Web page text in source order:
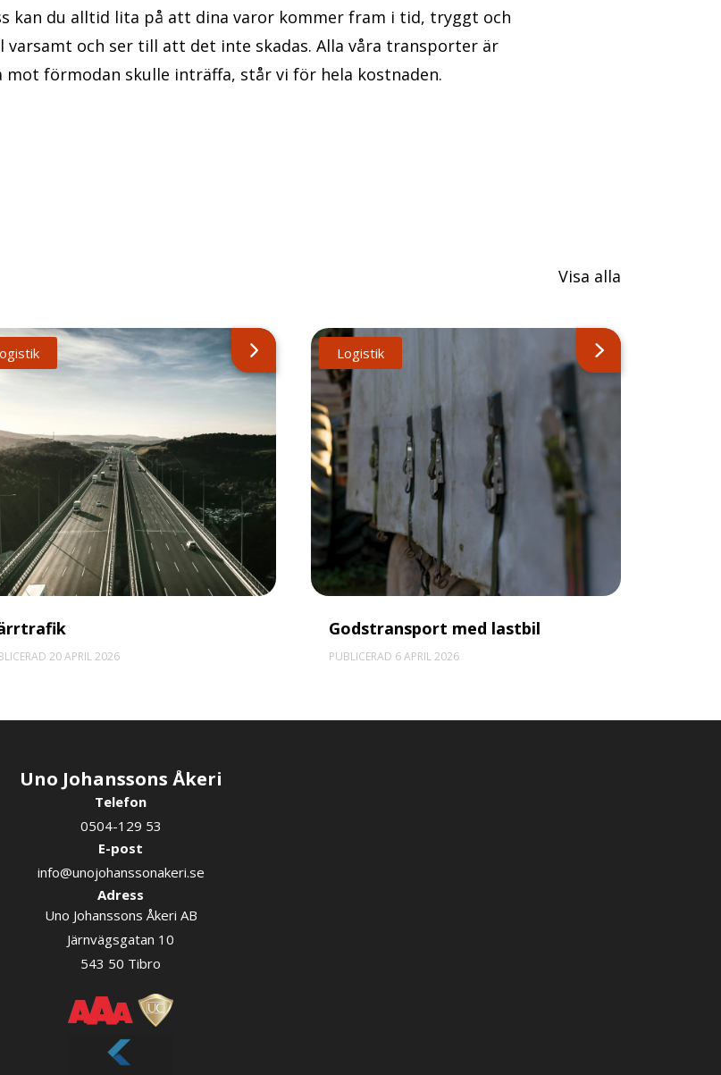
kan du alltid lita på att dina varor kommer fram i tid, tryggt och
och ser till att det inte skadas. Alla våra transporter är
förmodan skulle inträffa, står vi för hela kostnaden.
Visa alla
20 APRIL 2026
Logistik
Godstransport med lastbil
PUBLICERAD 6 APRIL 2026
Uno Johanssons Åkeri
Telefon
0504-129 53
E-post
info@unojohanssonakeri.se
Adress
Uno Johanssons Åkeri AB
Järnvägsgatan 10
543 50 Tibro